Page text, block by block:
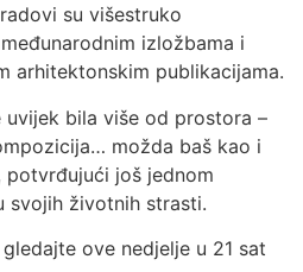
su višestruko
izložbama i
arhitektonskim publikacijama.
uvijek bila više od prostora –
možda baš kao i
potvrđujući još jednom
svojih životnih strasti.
ove nedjelje u 21 sat